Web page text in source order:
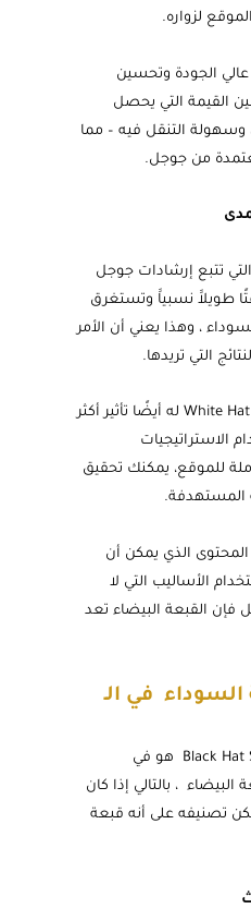
لزواره.
الجودة وتحسين
القيمة التي يحصل
التنقل فيه – مما
من جوجل.
تتبع إرشادات جوجل
طويلاََ نسبياََ وتستغرق
، وهذا يعني أن الأمر
التي تريدها.
ولكن على الجانب الآخر، فإن White Hat SEO له أيضًا تأثير أكثر
الاستراتيجيات
للموقع، يمكنك تحقيق
المستهدفة.
الذي يمكن أن
الأساليب التي لا
القبعة البيضاء تعد
في الـ
مصطلح القبعة السوداء – Black Hat SEO هو في
، بالتالي إذا كان
تصنيفه على أنه قبعة